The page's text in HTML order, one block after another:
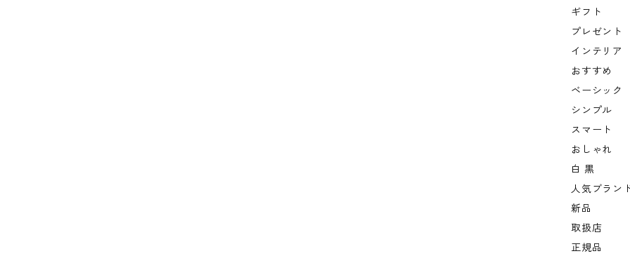
ギフト
プレゼント
インテリア
おすすめ
ベーシック
シンプル
スマート
おしゃれ
白 黒
人気ブラン
新品
取扱店
正規品